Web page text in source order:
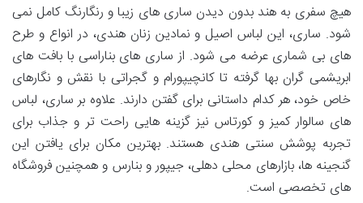
هیچ سفری به هند بدون دیدن ساری های زیبا و رنگارنگ کامل نمی
شود. ساری، این لباس اصیل و نمادین زنان هندی، در انواع و طرح
های بی شماری عرضه می شود. از ساری های بناراسی با بافت های
ابریشمی گران بها گرفته تا کانچیپورام و گجراتی با نقش و نگارهای
خاص خود، هر کدام داستانی برای گفتن دارند. علاوه بر ساری، لباس
های سالوار کمیز و کورتاس نیز گزینه هایی راحت تر و جذاب برای
تجربه پوشش سنتی هندی هستند. بهترین مکان برای یافتن این
گنجینه ها، بازارهای محلی دهلی، جیپور و بنارس و همچنین فروشگاه
های تخصصی است.